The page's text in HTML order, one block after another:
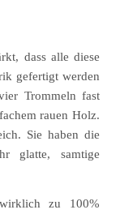
dass alle diese
gefertigt werden
Trommeln fast
rauen Holz.
Sie haben die
glatte, samtige
zu 100%